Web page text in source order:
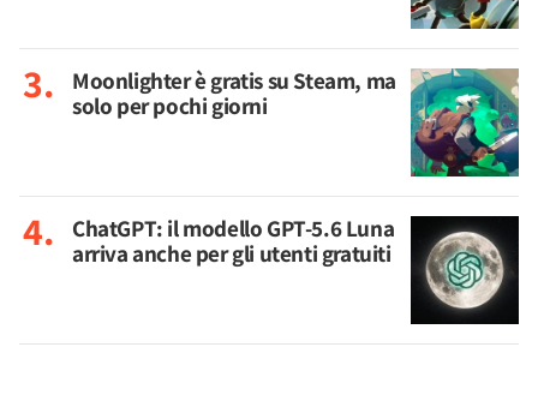
Moonlighter è gratis su Steam, ma
solo per pochi giorni
ChatGPT: il modello GPT-5.6 Luna
arriva anche per gli utenti gratuiti